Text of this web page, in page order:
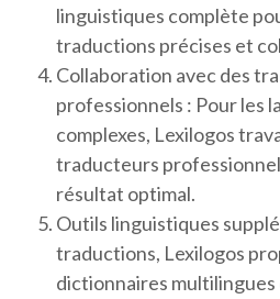
linguistiques complète
traductions précises et
Collaboration avec des
professionnels : Pour les
complexes, Lexilogos
traducteurs
résultat optimal.
Outils linguistiques
traductions, Lexilogos
dictionnaires